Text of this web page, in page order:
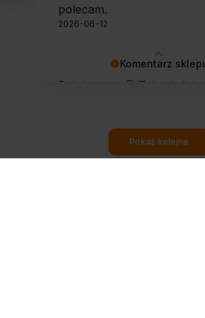
Komentarz
Dziękujemy 🙂 Tak właśnie
polecam.
2026-06-12
Pokaż kolejne